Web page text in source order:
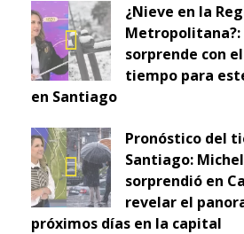
¿Nieve en la
Metropolitana?:
sorprende con
tiempo para
en Santiago
Pronóstico del
Santiago:
sorprendió en
revelar el
próximos días en la capital